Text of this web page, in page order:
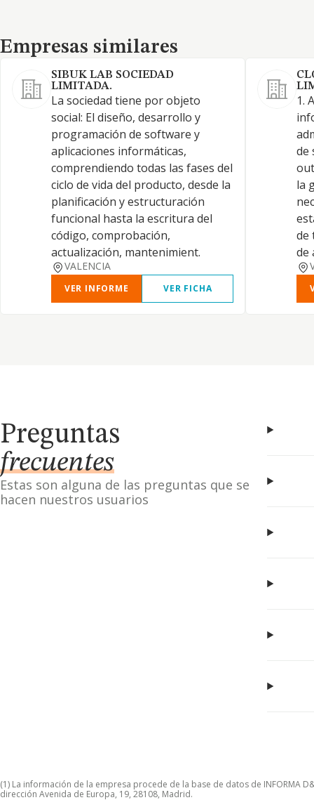
Empresas similares
Empresas similares
SIBUK LAB SOCIEDAD
LIMITADA.
La sociedad tiene por objeto
social: El diseño, desarrollo y
programación de software y
aplicaciones informáticas,
comprendiendo todas las fases del
ciclo de vida del producto, desde la
planificación y estructuración
funcional hasta la escritura del
código, comprobación,
actualización, mantenimient.
VALENCIA
VER INFORME VER FICHA
1.
de
la
de
de
Preguntas
frecuentes
Estas son alguna de las preguntas que se
hacen nuestros usuarios
(1) La información de la empresa procede de la base de datos de INFORMA
dirección Avenida de Europa, 19, 28108, Madrid.